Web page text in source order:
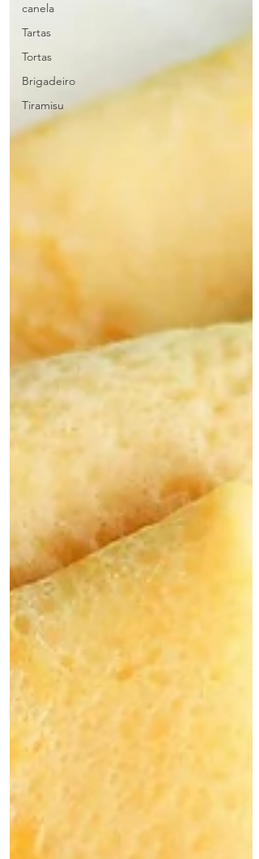
canela
Tartas
Tortas
Brigadeiro
Tiramisu